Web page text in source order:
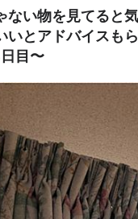
ない物を見てると
ドバイスもらったのが 現実になっ
目〜